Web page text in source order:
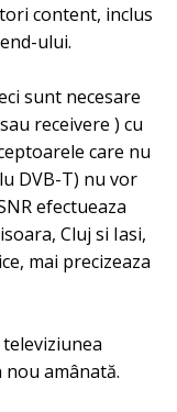
content, inclus
ului.
sunt necesare
receivere ) cu
care nu
DVB-T) nu vor
efectueaza
Cluj si Iasi,
mai precizeaza
amânată.